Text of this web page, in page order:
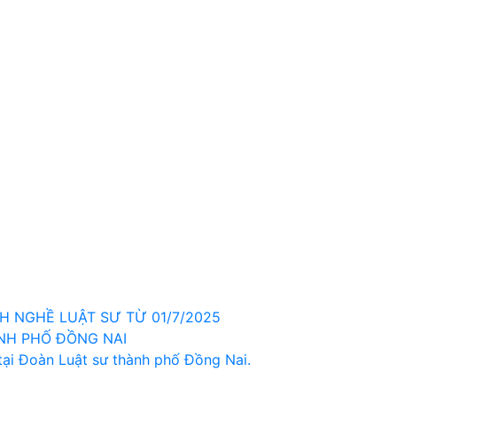
NGHỀ LUẬT SƯ TỪ 01/7/2025
PHỐ ĐỒNG NAI
Đoàn Luật sư thành phố Đồng Nai.